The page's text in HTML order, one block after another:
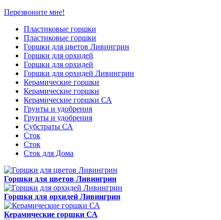
Перезвоните мне!
Пластиковые горшки
Пластиковые горшки
Горшки для цветов Ливингрин
Горшки для орхидей
Горшки для орхидей
Горшки для орхидей Ливингрин
Керамические горшки
Керамические горшки
Керамические горшки СА
Грунты и удобрения
Грунты и удобрения
Субстраты СА
Сток
Сток
Сток для Дома
Горшки для цветов Ливингрин
Горшки для орхидей Ливингрин
Керамические горшки СА